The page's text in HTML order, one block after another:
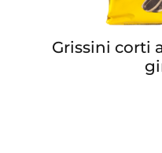
Grissini corti